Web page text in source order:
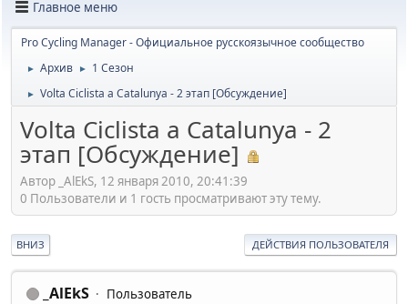
Главное меню
Pro Cycling Manager - Официальное русскоязычное сообщество
► Архив ► 1 Сезон
► Volta Ciclista a Catalunya - 2 этап [Обсуждение]
Volta Ciclista a Catalunya - 2
этап [Обсуждение]
Автор _AlEkS, 12 января 2010, 20:41:39
0 Пользователи и 1 гость просматривают эту тему.
ВНИЗ ДЕЙСТВИЯ ПОЛЬЗОВАТЕЛЯ
_AlEkS Пользователь